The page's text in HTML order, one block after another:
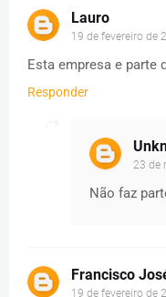
Lauro
19 de fevereiro de
Esta empresa e parte
Responder
23 de
Não faz
Francisco
19 de fevereiro de